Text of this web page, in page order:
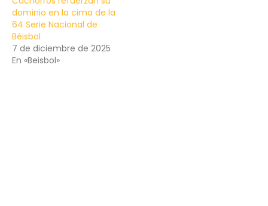
dominio en la cima de la
64 Serie Nacional de
Béisbol
7 de diciembre de 2025
En «Beisbol»